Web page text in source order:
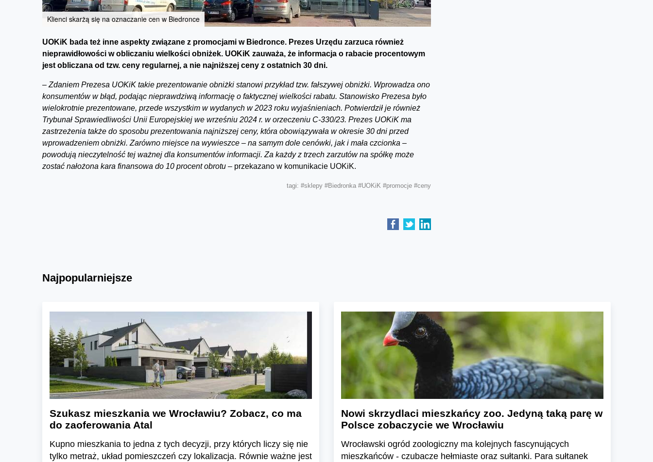
Klienci skarżą się na oznaczanie cen w Biedronce
UOKiK bada też inne aspekty związane z promocjami w Biedronce. Prezes Urzędu zarzuca również
nieprawidłowości w obliczaniu wielkości obniżek. UOKiK zauważa, że informacja o rabacie procentowym
jest obliczana od tzw. ceny regularnej, a nie najniższej ceny z ostatnich 30 dni.
– Zdaniem Prezesa UOKiK takie prezentowanie obniżki stanowi przykład tzw. fałszywej obniżki. Wprowadza ono
konsumentów w błąd, podając nieprawdziwą informację o faktycznej wielkości rabatu. Stanowisko Prezesa było
wielokrotnie prezentowane, przede wszystkim w wydanych w 2023 roku wyjaśnieniach. Potwierdził je również
Trybunał Sprawiedliwości Unii Europejskiej we wrześniu 2024 r. w orzeczeniu C-330/23. Prezes UOKiK ma
zastrzeżenia także do sposobu prezentowania najniższej ceny, która obowiązywała w okresie 30 dni przed
wprowadzeniem obniżki. Zarówno miejsce na wywieszce – na samym dole cenówki, jak i mała czcionka –
powodują nieczytelność tej ważnej dla konsumentów informacji. Za każdy z trzech zarzutów na spółkę może
zostać nałożona kara finansowa do 10 procent obrotu – przekazano w komunikacie UOKiK.
tagi: #sklepy #Biedronka #UOKiK #promocje #ceny
Najpopularniejsze
Szukasz mieszkania we Wrocławiu? Zobacz, co ma
do zaoferowania Atal
Kupno mieszkania to jedna z tych decyzji, przy których liczy się nie
tylko metraż, układ pomieszczeń czy lokalizacja. Równie ważne jest
Nowi skrzydlaci mieszkańcy zoo. Jedyną taką parę w
Polsce zobaczycie we Wrocławiu
Wrocławski ogród zoologiczny ma kolejnych fascynujących
mieszkańców - czubacze hełmiaste oraz sułtanki. Para sułtanek